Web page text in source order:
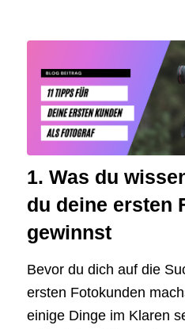
1. Was du
du deine ersten
gewinnst
Bevor du dich auf die
ersten Fotokunden
einige Dinge im Klaren